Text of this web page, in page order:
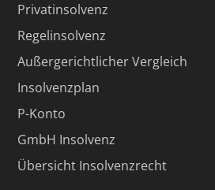
Privatinsolvenz
Regelinsolvenz
Außergerichtlicher Vergleich
Insolvenzplan
P-Konto
GmbH Insolvenz
Übersicht Insolvenzrecht